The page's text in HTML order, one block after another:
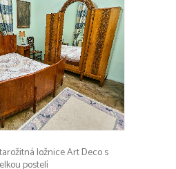
ložnice Art Deco s
postelí